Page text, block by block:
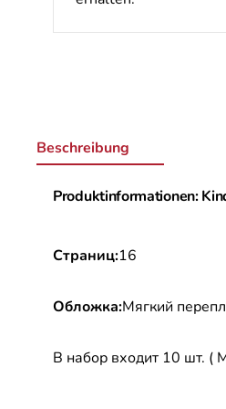
Beschreibung
Produktinformationen:
Страниц:16
Обложка:Мягкий
В набор входит 10 шт. (